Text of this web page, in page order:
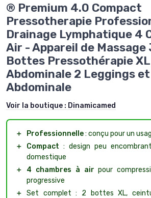
® Premium 4.0 Compact
Pressotherapie
Drainage Lymphatique 4
Air - Appareil de Massage
Bottes Pressothérapie
Abdominale 2 Leggings
Abdominale
Voir la boutique : Dinamicamed
＋ Professionnelle: conçu pour un
＋
Compact : design peu
domestique
＋
4 chambres à air pour
progressive
＋ Set complet : 2 bottes XL,